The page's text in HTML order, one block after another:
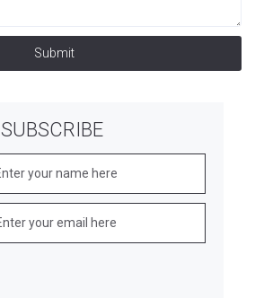
Submit
SUBSCRIBE